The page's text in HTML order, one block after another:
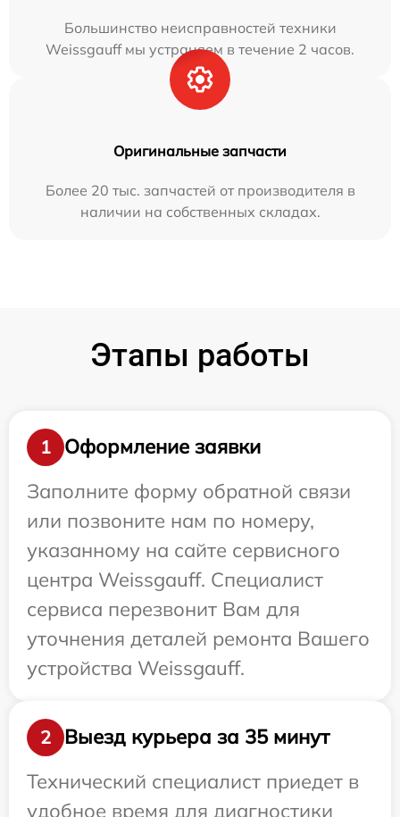
Большинство неисправностей техники
Weissgauff мы устраняем в течение 2 часов.
Оригинальные запчасти
Более 20 тыс. запчастей от производителя в
наличии на собственных складах.
Этапы работы
1
Оформление заявки
Заполните форму обратной связи
или позвоните нам по номеру,
указанному на сайте сервисного
центра Weissgauff. Специалист
сервиса перезвонит Вам для
уточнения деталей ремонта Вашего
устройства Weissgauff.
2
Выезд курьера за 35 минут
Технический специалист приедет в
удобное время для диагностики